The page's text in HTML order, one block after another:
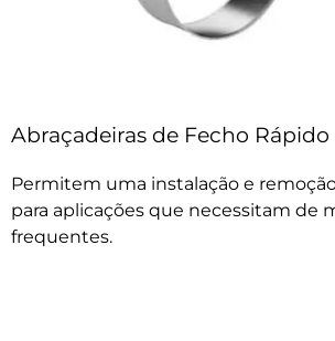
Abraçadeiras de Fecho Rápido
Permitem uma instalação e
para aplicações que necessitam de
frequentes.